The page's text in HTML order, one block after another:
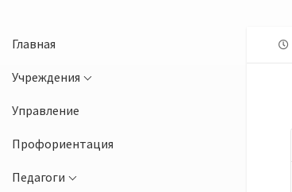
Главная
Учреждения
Управление
Профориентация
Педагоги